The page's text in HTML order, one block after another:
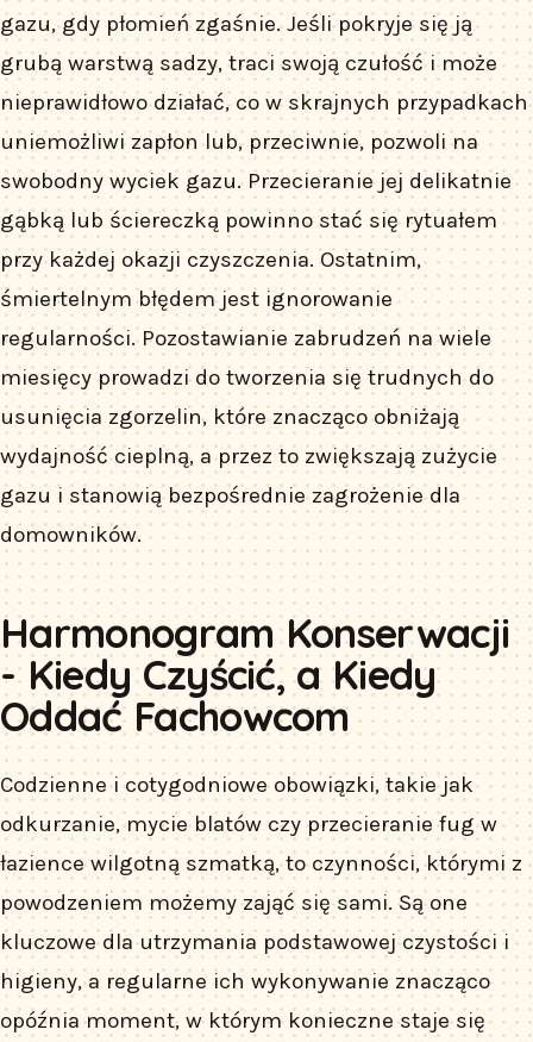
gazu, gdy płomień zgaśnie. Jeśli pokryje się ją
grubą warstwą sadzy, traci swoją czułość i może
nieprawidłowo działać, co w skrajnych przypadkach
uniemożliwi zapłon lub, przeciwnie, pozwoli na
swobodny wyciek gazu. Przecieranie jej delikatnie
gąbką lub ściereczką powinno stać się rytuałem
przy każdej okazji czyszczenia. Ostatnim,
śmiertelnym błędem jest ignorowanie
regularności. Pozostawianie zabrudzeń na wiele
miesięcy prowadzi do tworzenia się trudnych do
usunięcia zgorzelin, które znacząco obniżają
wydajność cieplną, a przez to zwiększają zużycie
gazu i stanowią bezpośrednie zagrożenie dla
domowników.
Harmonogram Konserwacji
- Kiedy Czyścić, a Kiedy
Oddać Fachowcom
Codzienne i cotygodniowe obowiązki, takie jak
odkurzanie, mycie blatów czy przecieranie fug w
łazience wilgotną szmatką, to czynności, którymi z
powodzeniem możemy zająć się sami. Są one
kluczowe dla utrzymania podstawowej czystości i
higieny, a regularne ich wykonywanie znacząco
opóźnia moment, w którym konieczne staje się